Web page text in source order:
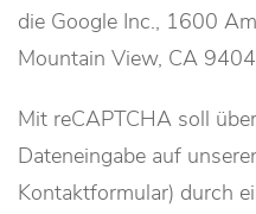
die Google Inc., 1600
Mountain View, CA
Mit reCAPTCHA soll
Dateneingabe auf
Kontaktformular) durch